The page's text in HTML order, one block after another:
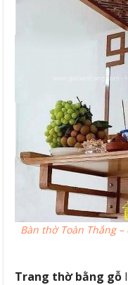
Bàn thờ Toàn Thắng
Trang thờ bằng gỗ